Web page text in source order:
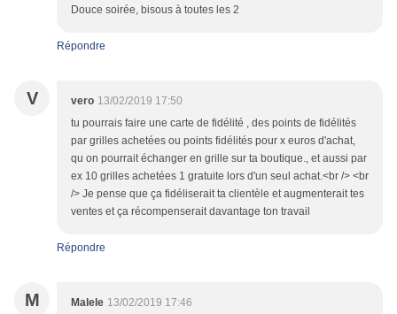
Douce soirée, bisous à toutes les 2
Répondre
V vero 13/02/2019 17:50
tu pourrais faire une carte de fidélité , des points de fidélités
par grilles achetées ou points fidélités pour x euros d'achat,
qu on pourrait échanger en grille sur ta boutique., et aussi par
ex 10 grilles achetées 1 gratuite lors d'un seul achat.<br /> <br
/> Je pense que ça fidéliserait ta clientèle et augmenterait tes
ventes et ça récompenserait davantage ton travail
Répondre
M Malele 13/02/2019 17:46